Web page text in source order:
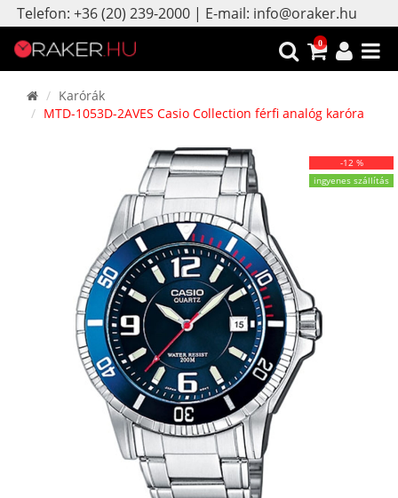
Telefon: +36 (20) 239-2000 | E-mail: info@oraker.hu
0
Karórák
MTD-1053D-2AVES Casio Collection férfi analóg karóra
-12 %
ingyenes szállítás